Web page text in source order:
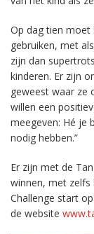
Op dag tien moet
gebruiken, met
zijn dan
kinderen. Er zijn
geweest waar ze
willen een
meegeven: Hé je
nodig hebben.”
Er zijn met de
winnen, met zelfs
Challenge start
de website